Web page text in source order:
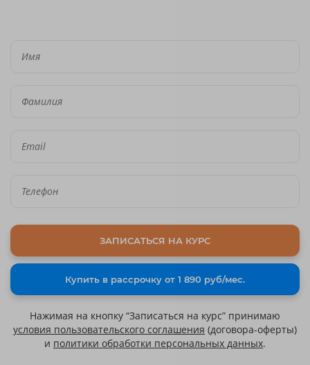
ЗАПИСАТЬСЯ НА КУРС
Купить в рассрочку от 1 890 руб/мес.
Нажимая на кнопку “Записаться на курс” принимаю
условия пользовательского соглашения (договора-оферты)
и политики обработки персональных данных.